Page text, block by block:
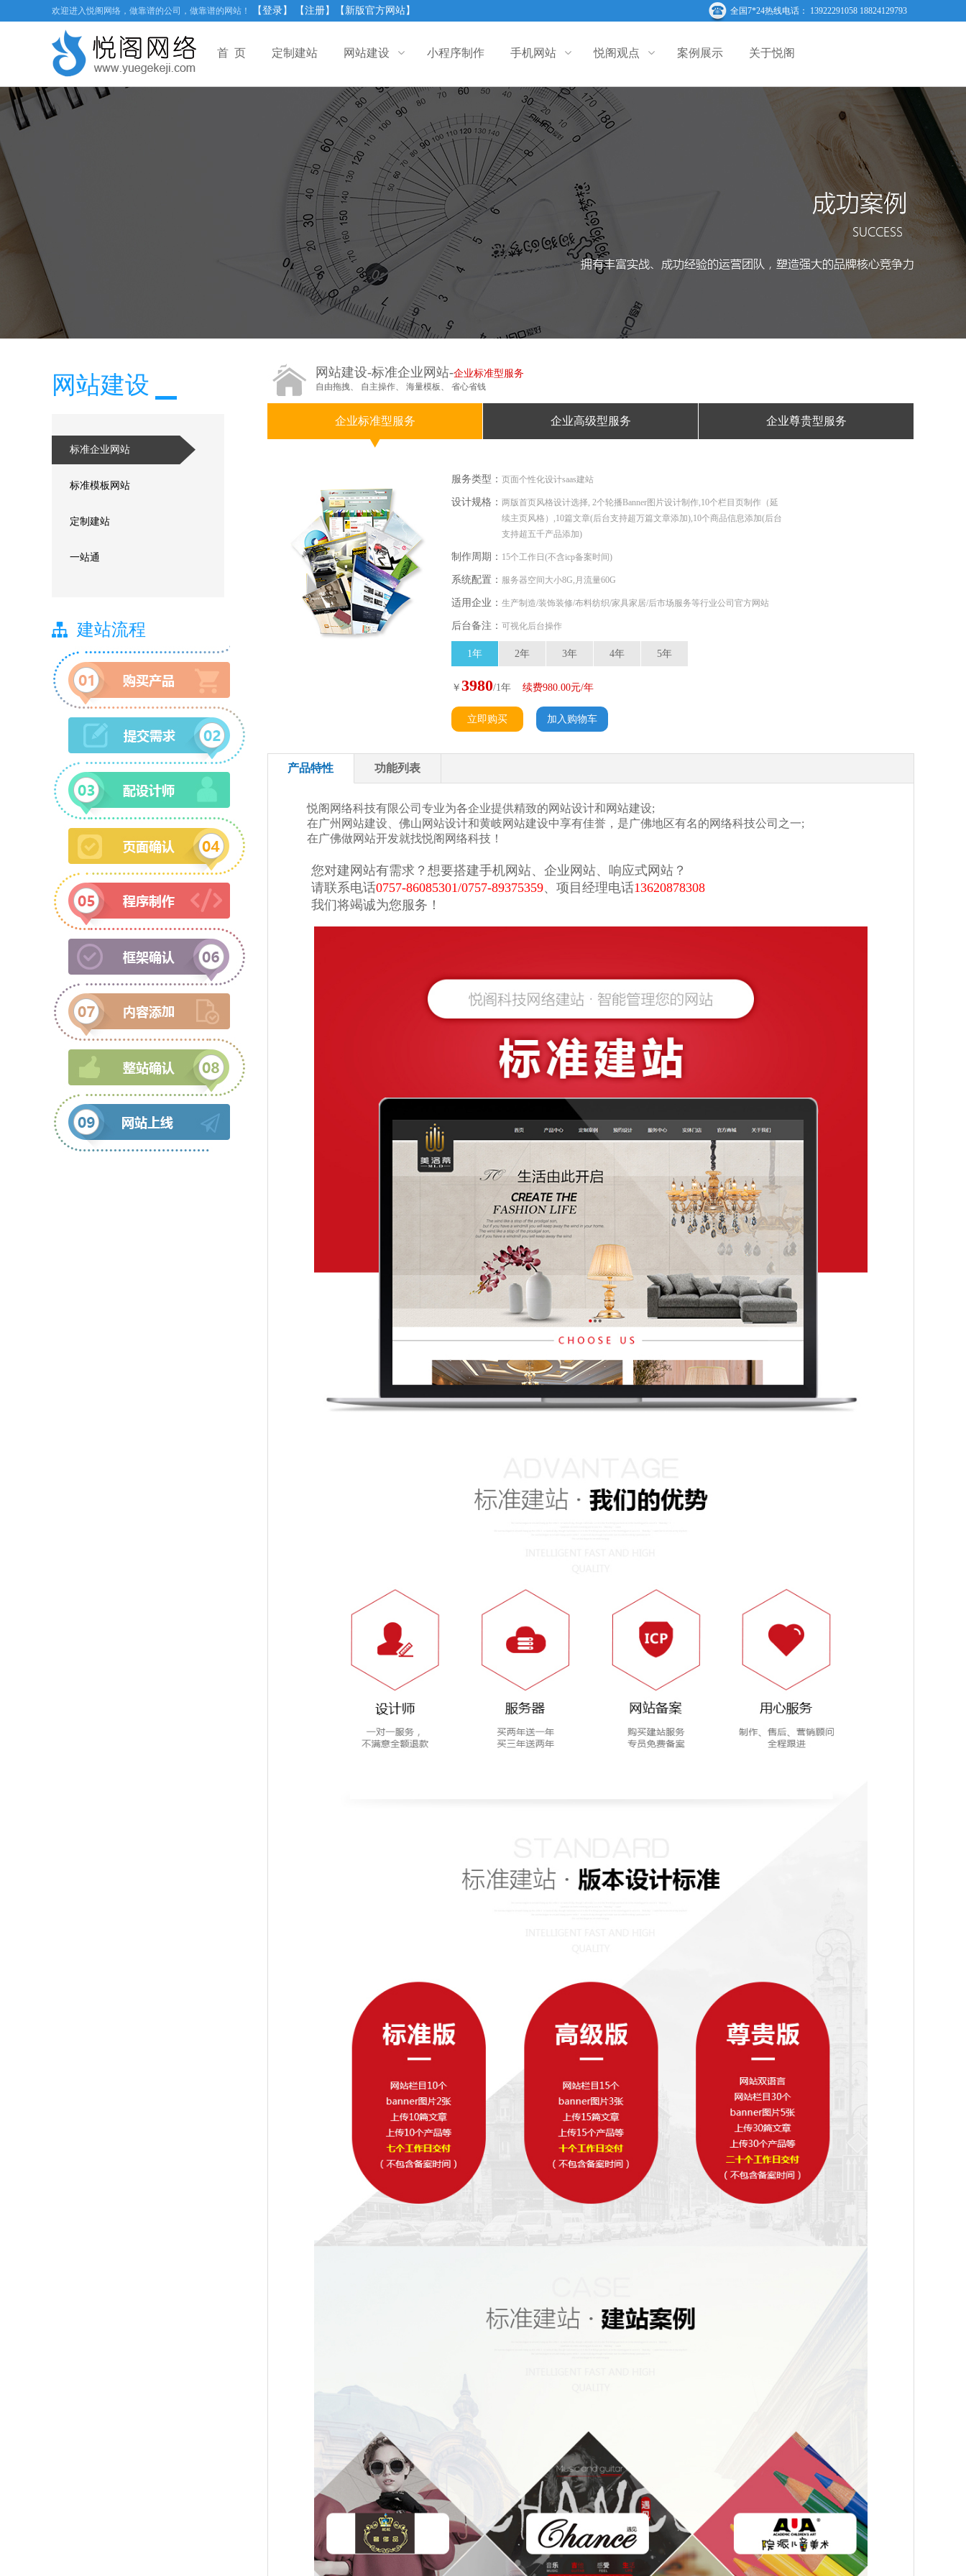
欢迎进入悦阁网络，做靠谱的公司，做靠谱的网站！ 【登录】 【注册】 【新版官方网站】 全国7*24热线电话： 13922291058 18824129793
首 页 定制建站 网站建设 小程序制作 手机网站 悦阁观点 案例展示 关于悦阁
网站建设
标准企业网站
标准模板网站
定制建站
一站通
建站流程
网站建设-标准企业网站-企业标准型服务
自由拖拽、 自主操作、 海量模板、 省心省钱
企业标准型服务 企业高级型服务 企业尊贵型服务
服务类型： 页面个性化设计saas建站
设计规格： 两版首页风格设计选择, 2个轮播Banner图片设计制作,10个栏目页制作（延
续主页风格）,10篇文章(后台支持超万篇文章添加),10个商品信息添加(后台
支持超五千产品添加)
制作周期： 15个工作日(不含icp备案时间)
系统配置： 服务器空间大小8G,月流量60G
适用企业： 生产制造/装饰装修/布料纺织/家具家居/后市场服务等行业公司官方网站
后台备注： 可视化后台操作
1年 2年 3年 4年 5年
￥ 3980/1年 续费980.00元/年
产品特性 功能列表
悦阁网络科技有限公司专业为各企业提供精致的网站设计和网站建设;
在广州网站建设、佛山网站设计和黄岐网站建设中享有佳誉，是广佛地区有名的网络科技公司之一;
在广佛做网站开发就找悦阁网络科技！
您对建网站有需求？想要搭建手机网站、企业网站、响应式网站？
请联系电话0757-86085301/0757-89375359、项目经理电话13620878308
我们将竭诚为您服务！